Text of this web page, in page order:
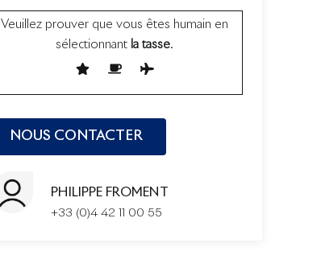
Veuillez prouver que vous êtes humain en
sélectionnant la tasse.
PHILIPPE FROMENT
+33 (0)4 42 11 00 55